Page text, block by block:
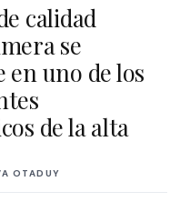
calidad
se
en uno de los
de la alta
OTADUY